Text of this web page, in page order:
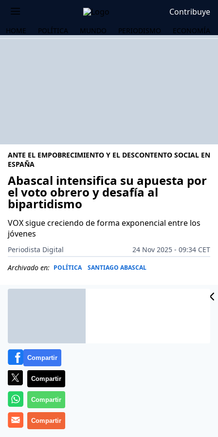
Contribuye
HOME POLÍTICA MUNDO PERIODISMO ECONOMÍA
ANTE EL EMPOBRECIMIENTO Y EL DESCONTENTO SOCIAL EN
ESPAÑA
Abascal intensifica su apuesta por
el voto obrero y desafía al
bipartidismo
VOX sigue creciendo de forma exponencial entre los
jóvenes
Periodista Digital
24 Nov 2025 - 09:34 CET
Archivado en: POLÍTICA SANTIAGO ABASCAL
Más información
Compartir
Compartir
Compartir
Compartir